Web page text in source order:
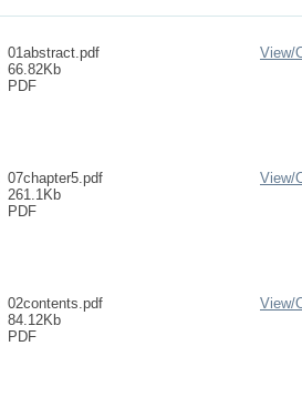
01abstract.pdf
66.82Kb
PDF
View/
07chapter5.pdf
261.1Kb
PDF
View/
02contents.pdf
84.12Kb
PDF
View/